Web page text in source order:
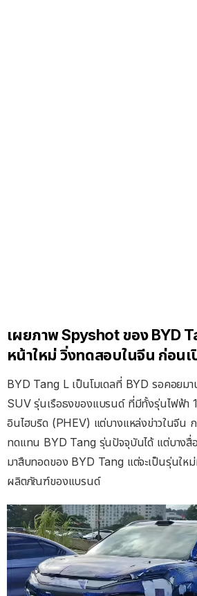
เผยภาพ Spyshot ของ BYD
หน้าใหม่ วิ่งทดสอบในจีน ก่อน
BYD Tang L เป็นโมเดลที่ BYD รอคอยมา
SUV รุ่นเรือธงของแบรนด์ ที่มีทั้งรุ่นไฟฟ้า
อินไฮบริด (PHEV) แต่บางแหล่งข่าวในจีน ก
ทดแทน BYD Tang รุ่นปัจจุบันได้ แต่บางสื่อ
มาสืบทอดของ BYD Tang แต่จะเป็นรุ่นให
ผลิตภัณฑ์ของแบรนด์